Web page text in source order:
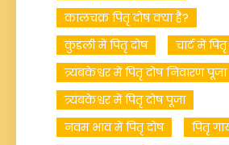
कालचक्र पितृ दोष क्या है?
कुंडली में पितृ दोष
चार्ट में
त्र्यंबकेश्वर में पितृ दोष निवारण पूजा
त्र्यंबकेश्वर में पितृ दोष पूजा
नवम भाव में पितृ दोष
पितृ